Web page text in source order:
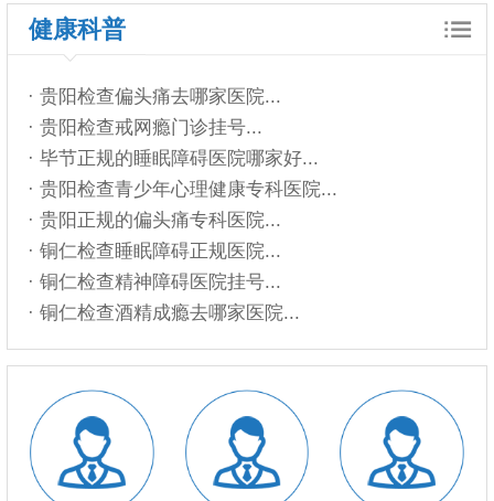
健康科普
· 贵阳检查偏头痛去哪家医院...
· 贵阳检查戒网瘾门诊挂号...
· 毕节正规的睡眠障碍医院哪家好...
· 贵阳检查青少年心理健康专科医院...
· 贵阳正规的偏头痛专科医院...
· 铜仁检查睡眠障碍正规医院...
· 铜仁检查精神障碍医院挂号...
· 铜仁检查酒精成瘾去哪家医院...